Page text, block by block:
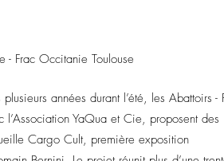
- Frac Occitanie Toulouse
années durant l’été, les Abattoirs -
YaQua et Cie, proposent des
Cargo Cult, première exposition